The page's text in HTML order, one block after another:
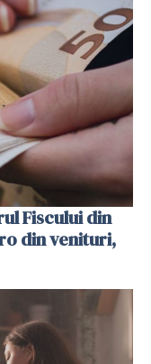
Fiscului din
din venituri,